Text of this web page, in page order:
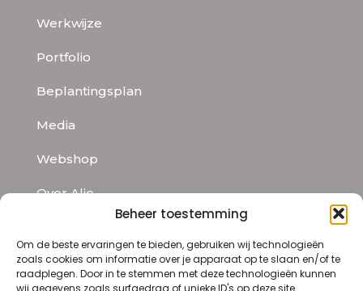
Beheer toestemming
Om de beste ervaringen te bieden, gebruiken wij technologieën
zoals cookies om informatie over je apparaat op te slaan en/of te
raadplegen. Door in te stemmen met deze technologieën kunnen
wij gegevens zoals surfgedrag of unieke ID's op deze site
Werkwijze
Portfolio
Beplantingsplan
Media
Webshop
Over Alie
Contact